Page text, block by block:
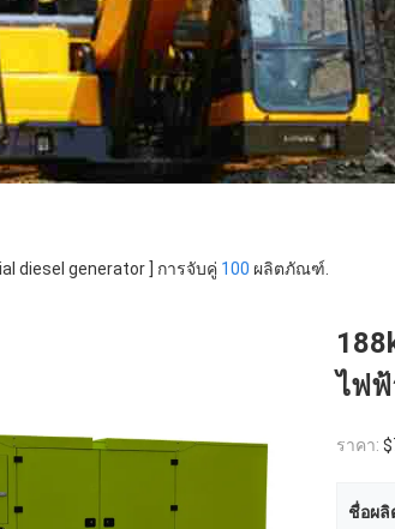
diesel generator ] การจับคู่ 100 ผลิตภัณฑ์.
ไฟฟ้
ราคา:
ชื่อผ